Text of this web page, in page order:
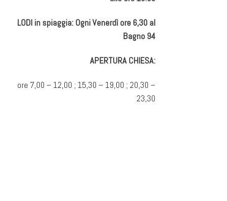
LODI in spiaggia: Ogni Venerdì ore 6,30 al
Bagno 94
APERTURA CHIESA:
ore 7,00 – 12,00 ; 15,30 – 19,00 ; 20,30 –
23,30